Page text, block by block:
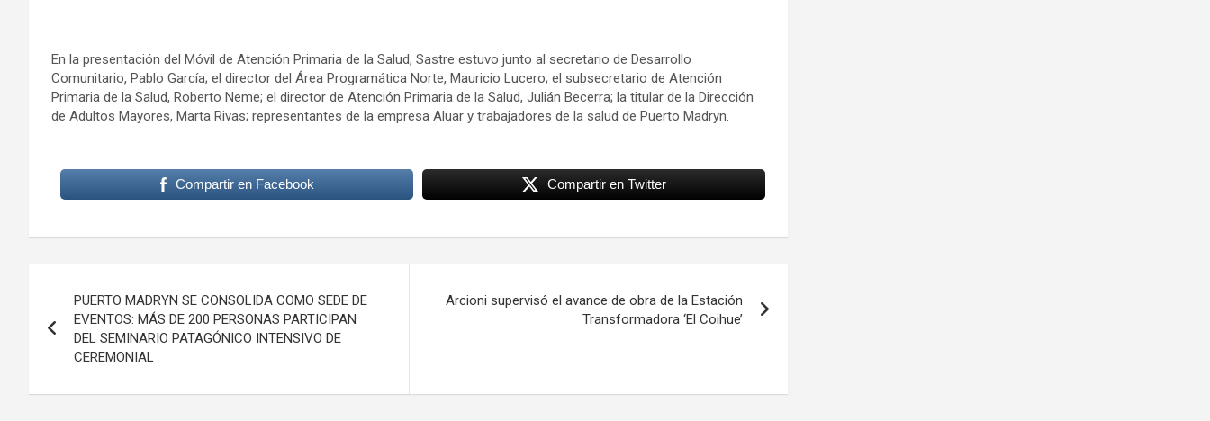
En la presentación del Móvil de Atención Primaria de la Salud, Sastre estuvo junto al secretario de Desarrollo
Comunitario, Pablo García; el director del Área Programática Norte, Mauricio Lucero; el subsecretario de Atención
Primaria de la Salud, Roberto Neme; el director de Atención Primaria de la Salud, Julián Becerra; la titular de la Dirección
de Adultos Mayores, Marta Rivas; representantes de la empresa Aluar y trabajadores de la salud de Puerto Madryn.
Compartir en Facebook Compartir en Twitter
de
entradas
PUERTO MADRYN SE CONSOLIDA COMO SEDE DE
EVENTOS: MÁS DE 200 PERSONAS PARTICIPAN
DEL SEMINARIO PATAGÓNICO INTENSIVO DE
CEREMONIAL
Arcioni supervisó el avance de obra de la Estación
Transformadora ‘El Coihue’